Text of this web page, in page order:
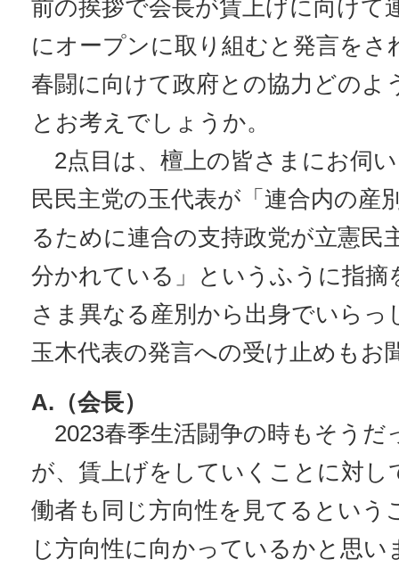
前の挨拶で会長が賃上げに向けて
にオープンに取り組むと発言をさ
春闘に向けて政府との協力どのよ
とお考えでしょうか。
2点目は、檀上の皆さまにお伺
民民主党の玉代表が「連合内の産
るために連合の支持政党が立憲民
分かれている」というふうに指摘
さま異なる産別から出身でいらっ
玉木代表の発言への受け止めもお
A.（会長）
2023春季生活闘争の時もそうだ
が、賃上げをしていくことに対し
働者も同じ方向性を見てるという
じ方向性に向かっているかと思い